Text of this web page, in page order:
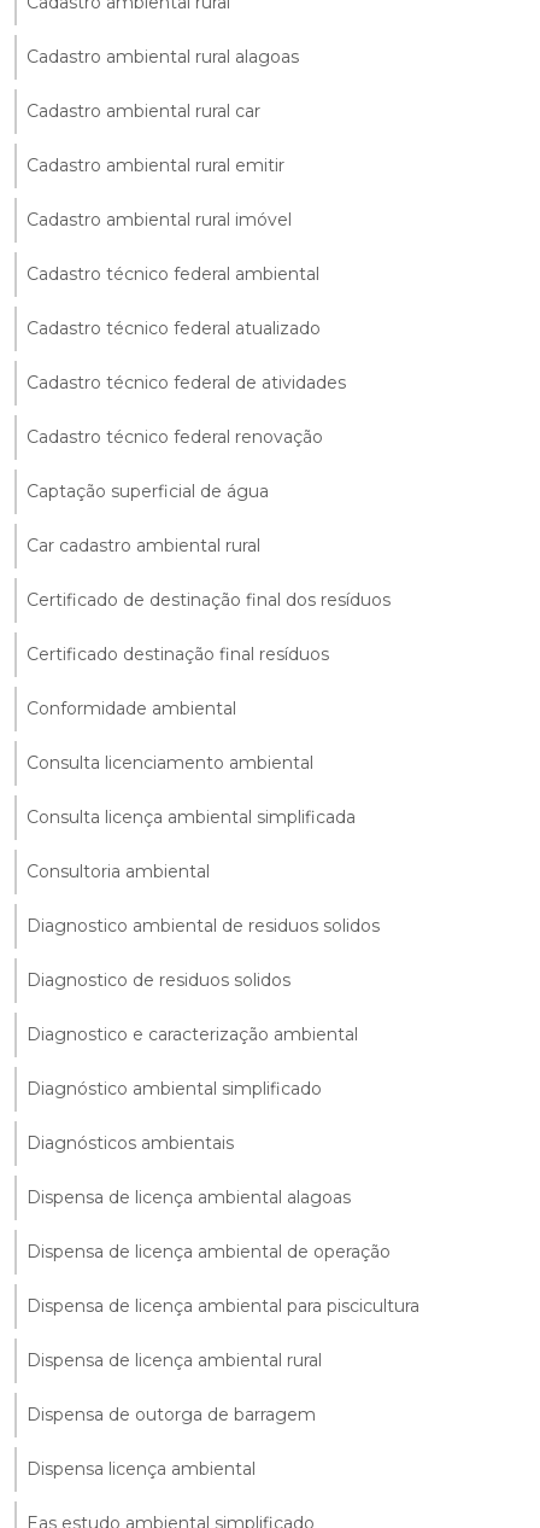
Cadastro ambiental rural alagoas
Cadastro ambiental rural car
Cadastro ambiental rural emitir
Cadastro ambiental rural imóvel
Cadastro técnico federal ambiental
Cadastro técnico federal atualizado
Cadastro técnico federal de atividades
Cadastro técnico federal renovação
Captação superficial de água
Car cadastro ambiental rural
Certificado de destinação final dos resíduos
Certificado destinação final resíduos
Conformidade ambiental
Consulta licenciamento ambiental
Consulta licença ambiental simplificada
Consultoria ambiental
Diagnostico ambiental de residuos solidos
Diagnostico de residuos solidos
Diagnostico e caracterização ambiental
Diagnóstico ambiental simplificado
Diagnósticos ambientais
Dispensa de licença ambiental alagoas
Dispensa de licença ambiental de operação
Dispensa de licença ambiental para piscicultura
Dispensa de licença ambiental rural
Dispensa de outorga de barragem
Dispensa licença ambiental
Eas estudo ambiental simplificado